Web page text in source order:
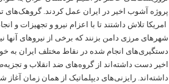
امریکا تلاش داشتند تا با اعزام نیرو و تجهیزات و
شهرهای مرزی دامن بزنند که برخی از نیروهای آنها
دستگیری‌های انجام شده در نقاط مختلف ایران به
اخیر دست داشته‌اند از گروه‌های ضد انقلاب و